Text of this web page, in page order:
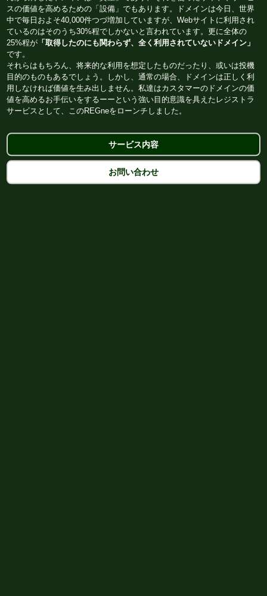
スの価値を高めるための「設備」でもあります。ドメインは今日、世界
中で毎日およそ40,000件つづ増加していますが、Webサイトに利用され
ているのはそのうち30%程でしかないと言われています。更に全体の
25%程が 「取得したのにも関わらず、全く利用されていないドメイン」
です。
それらはもちろん、将来的な利用を想定したものだったり、或いは投機
目的のものもあるでしょう。しかし、通常の場合、ドメインは正しく利
用しなければ価値を生み出しません。私達はカスタマーのドメインの価
値を高めるお手伝いをするーーという強い目的意識を具えたレジストラ
サービスとして、このREGneをローンチしました。
サービス内容
お問い合わせ